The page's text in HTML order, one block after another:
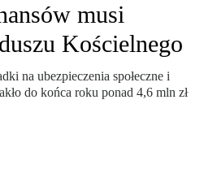
musi
Kościelnego
na ubezpieczenia społeczne i
do końca roku ponad 4,6 mln zł